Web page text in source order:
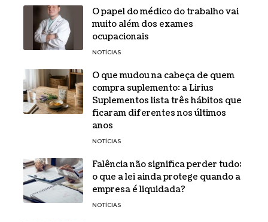
O papel do médico do trabalho vai
muito além dos exames
ocupacionais
NOTÍCIAS
O que mudou na cabeça de quem
compra suplemento: a Lirius
Suplementos lista três hábitos que
ficaram diferentes nos últimos
anos
NOTÍCIAS
Falência não significa perder tudo:
o que a lei ainda protege quando a
empresa é liquidada?
NOTÍCIAS